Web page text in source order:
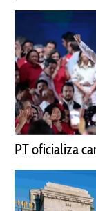
PT oficializa